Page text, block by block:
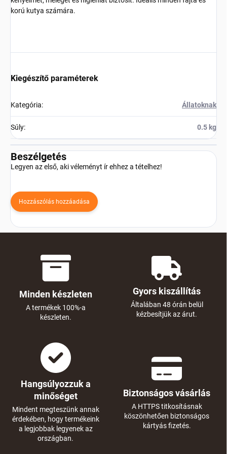
korú kutya számára.
Kiegészítő paraméterek
Kategória: Állatoknak
Súly: 0.5 kg
Beszélgetés
Legyen az első, aki véleményt ír ehhez a tételhez!
Hozzászólás hozzáadása
Minden készleten
A termékek 100%-a
készleten.
Gyors kiszállítás
Általában 48 órán belül
kézbesítjük az árut.
Hangsúlyozzuk a
minőséget
Mindent megteszünk annak
érdekében, hogy termékeink
a legjobbak legyenek az
országban.
Biztonságos vásárlás
A HTTPS titkosításnak
köszönhetően biztonságos
kártyás fizetés.